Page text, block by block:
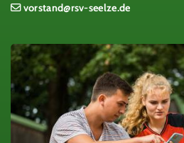
vorstand@rsv-seelze.de